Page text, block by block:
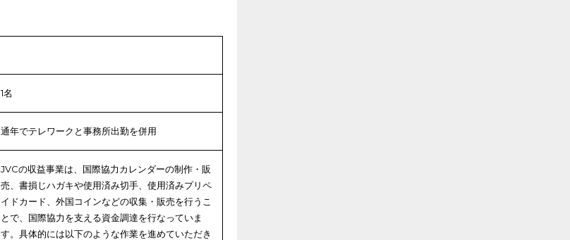
1名
通年でテレワークと事務所出勤を併用
JVCの収益事業は、国際協力カレンダーの制作・販
売、書損じハガキや使用済み切手、使用済みプリペ
イドカード、外国コインなどの収集・販売を行うこ
とで、国際協力を支える資金調達を行なっていま
す。具体的には以下のような作業を進めていただき